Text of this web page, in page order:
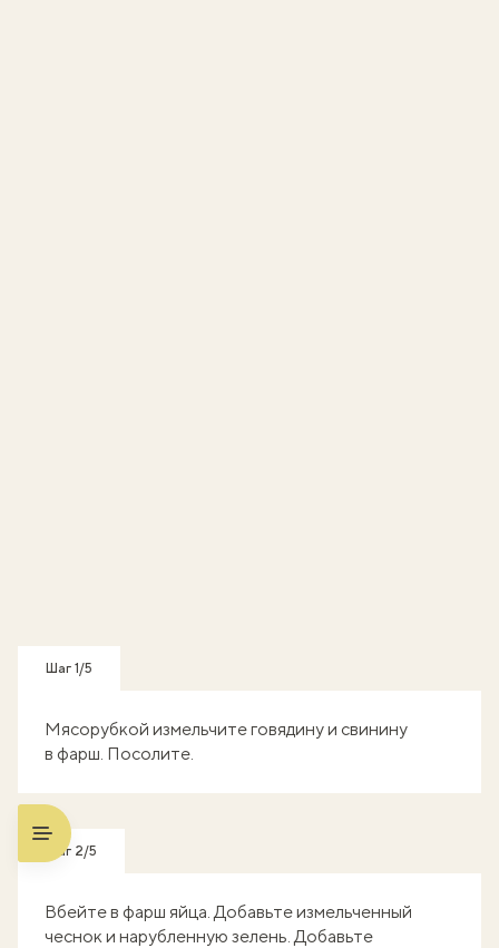
Шаг 1/5
Мясорубкой измельчите говядину и свинину
в фарш. Посолите.
Шаг 2/5
Вбейте в фарш яйца. Добавьте измельченный
чеснок и нарубленную зелень. Добавьте